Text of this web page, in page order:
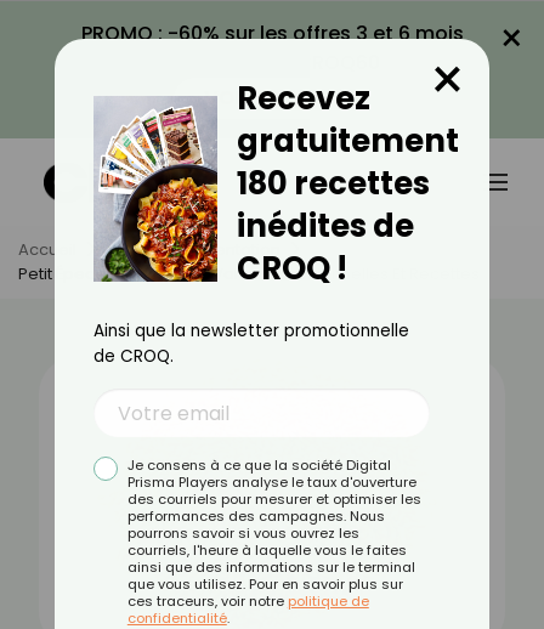
PROMO : -60% sur les offres 3 et 6 mois
VOIR LA PROMO
×
Accueil Actus
Alimentation
Petit Épeautre : Bienfaits, Valeurs Nutritionnelles Et Recettes
Recevez
gratuitement
180 recettes
inédites de
CROQ !
×
Ainsi que la newsletter promotionnelle
de CROQ.
Je consens à ce que la société Digital
Prisma Players analyse le taux d'ouverture
des courriels pour mesurer et optimiser les
performances des campagnes. Nous
pourrons savoir si vous ouvrez les
courriels, l'heure à laquelle vous le faites
ainsi que des informations sur le terminal
que vous utilisez. Pour en savoir plus sur
ces traceurs, voir notre politique de
confidentialité.